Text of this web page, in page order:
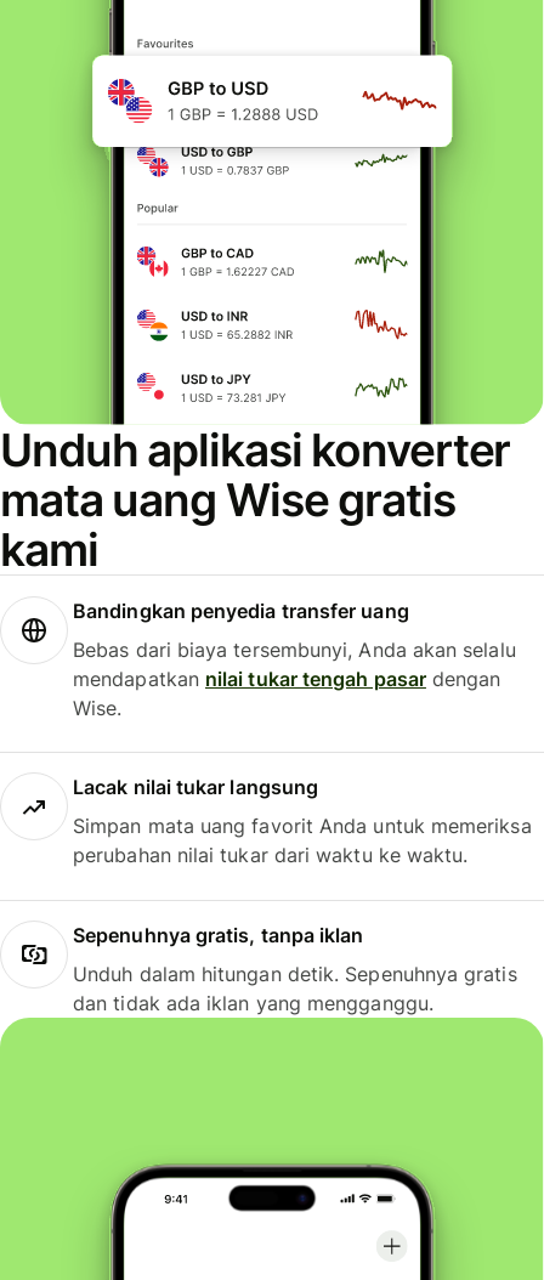
Unduh aplikasi konverter
mata uang Wise gratis
kami
Bandingkan penyedia transfer uang
Bebas dari biaya tersembunyi, Anda akan selalu
mendapatkan nilai tukar tengah pasardengan
Wise.
Lacak nilai tukar langsung
Simpan mata uang favorit Anda untuk memeriksa
perubahan nilai tukar dari waktu ke waktu.
Sepenuhnya gratis, tanpa iklan
Unduh dalam hitungan detik. Sepenuhnya gratis
dan tidak ada iklan yang mengganggu.